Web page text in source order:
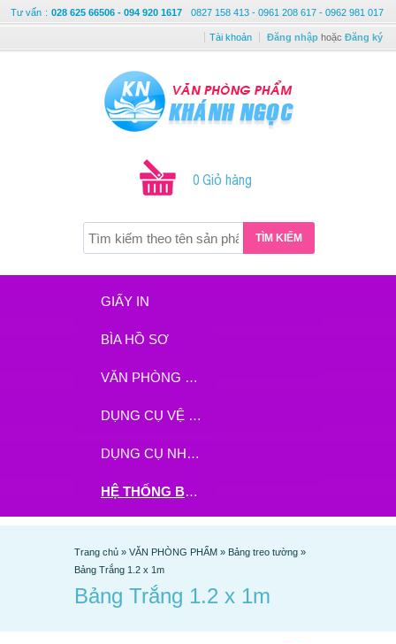
Tư vấn : 028 625 66506 - 094 920 1617 0827 158 413 - 0961 208 617 - 0962 981 017
Tài khoản Đăng nhập hoặc Đăng ký
0 Giỏ hàng
TÌM KIẾM
GIẤY IN
BÌA HỒ SƠ
VĂN PHÒNG PHẨM
DỤNG CỤ VỆ SINH
DỤNG CỤ NHÀ BẾP
HỆ THỐNG BHX - TGDĐ ĐẶT HÀNG TẠI ĐÂY
Trang chủ » VĂN PHÒNG PHẨM » Bảng treo tường »
Bảng Trắng 1.2 x 1m
Bảng Trắng 1.2 x 1m